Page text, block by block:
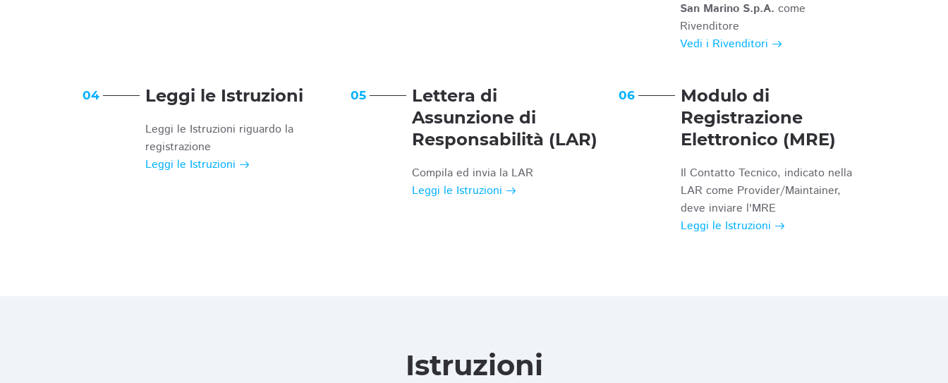
San Marino S.p.A. come
Rivenditore
Vedi i Rivenditori
04 Leggi le Istruzioni
Leggi le Istruzioni riguardo la
registrazione
Leggi le Istruzioni
05
Lettera di
Assunzione di
Responsabilità (LAR)
Compila ed invia la LAR
Leggi le Istruzioni
06
Modulo di
Registrazione
Elettronico (MRE)
Il Contatto Tecnico, indicato nella
LAR come Provider/Maintainer,
deve inviare l'MRE
Leggi le Istruzioni
Istruzioni